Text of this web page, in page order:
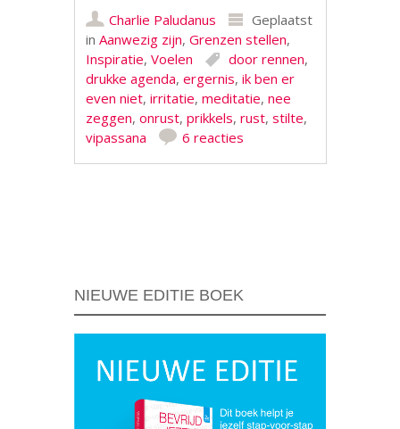
Charlie Paludanus
Geplaatst
inAanwezig zijn,Grenzen stellen,
Inspiratie,Voelen door rennen,
drukke agenda,ergernis,ik ben er
even niet,irritatie,meditatie,nee
zeggen,onrust,prikkels,rust,stilte,
vipassana
6 reacties
NIEUWE EDITIE BOEK